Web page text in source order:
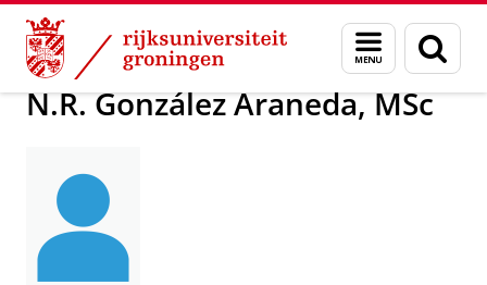
Skip
Content
Skip
Navigation
Menu
en
zoeken
Over ons N.R. González Araneda, MSc
N.R. González Araneda, MSc